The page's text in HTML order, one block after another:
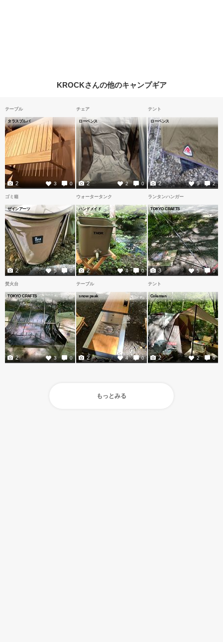
KROCKさんの他のキャンプギア
テーブル
タラスブルバ
3 0
2
チェア
ローベンス
2 0
2
テント
ローベンス
9 2
2
ゴミ箱
ゼインアーツ
5 0
2
ウォータータンク
ハンドメイド
4 0
2
ランタンハンガー
TOKYO CRAFTS
5 0
3
焚火台
TOKYO CRAFTS
3 0
2
テーブル
snow peak
4 0
2
テント
Coleman
2 0
2
もっとみる